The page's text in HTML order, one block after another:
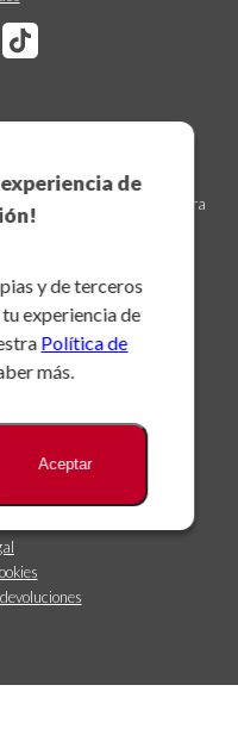
de
y de terceros
experiencia de
Política de
más.
Aceptar
Para ello, consulta nuestra
el aviso legal.